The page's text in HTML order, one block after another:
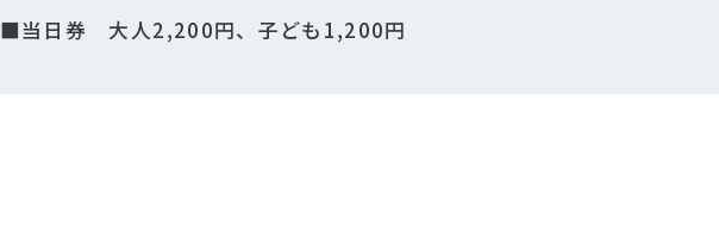
■当日券 大人2,200円、子ども1,200円